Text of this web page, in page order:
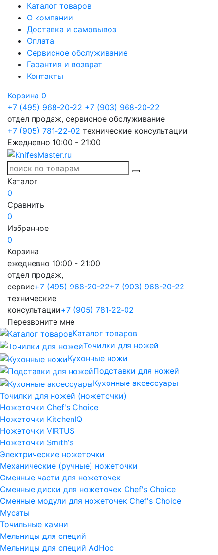
Каталог товаров
О компании
Доставка и самовывоз
Оплата
Сервисное обслуживание
Гарантия и возврат
Контакты
Корзина 0
+7 (495) 968-20-22 +7 (903) 968-20-22
отдел продаж, сервисное обслуживание
+7 (905) 781‑22‑02 технические консультации
Ежедневно 10:00 - 21:00
Каталог
0
Сравнить
0
Избранное
0
Корзина
ежедневно 10:00 - 21:00
отдел продаж,
сервис+7 (495) 968-20-22+7 (903) 968-20-22
технические
консультации+7 (905) 781‑22‑02
Перезвоните мне
Каталог товаров
Точилки для ножей
Кухонные ножи
Подставки для ножей
Кухонные аксессуары
Точилки для ножей (ножеточки)
Ножеточки Chef's Choice
Ножеточки KitchenIQ
Ножеточки VIRTUS
Ножеточки Smith's
Электрические ножеточки
Механические (ручные) ножеточки
Сменные части для ножеточек
Сменные диски для ножеточек Chef's Choice
Сменные модули для ножеточек Chef's Choice
Мусаты
Точильные камни
Мельницы для специй
Мельницы для специй AdHoc